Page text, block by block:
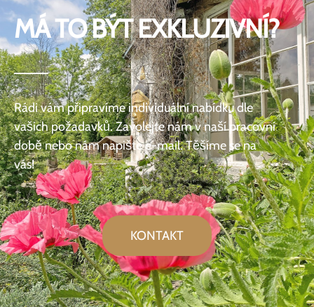
MÁ TO BÝT EXKLUZIVNÍ?
Rádi vám připravíme individuální nabídku dle
vašich požadavků. Zavolejte nám v naší pracovní
době nebo nám napište e-mail. Těšíme se na
vás!
KONTAKT